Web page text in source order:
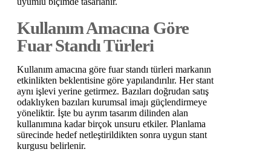
Kullanım Amacına Göre
Fuar Standı Türleri
Kullanım amacına göre fuar standı türleri markanın
etkinlikten beklentisine göre yapılandırılır. Her stant
aynı işlevi yerine getirmez. Bazıları doğrudan satış
odaklıyken bazıları kurumsal imajı güçlendirmeye
yöneliktir. İşte bu ayrım tasarım dilinden alan
kullanımına kadar birçok unsuru etkiler. Planlama
sürecinde hedef netleştirildikten sonra uygun stant
kurgusu belirlenir.